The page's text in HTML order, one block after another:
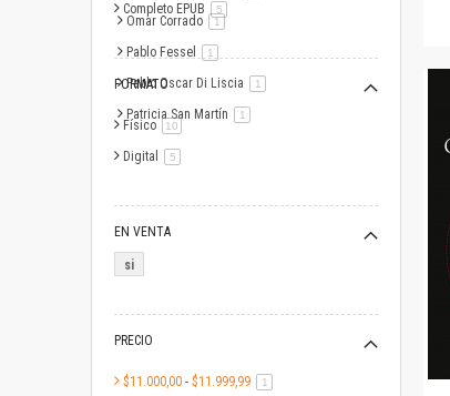
Omar Corrado 1artículo
Pablo Fessel 1
Pablo Oscar Di Liscia 1
Patricia San Martín 1
Completo EPUB 5artículo
FORMATO
Físico 10
Digital 5artículo
EN VENTA
si
PRECIO
$11.000,00 - $11.999,99 1